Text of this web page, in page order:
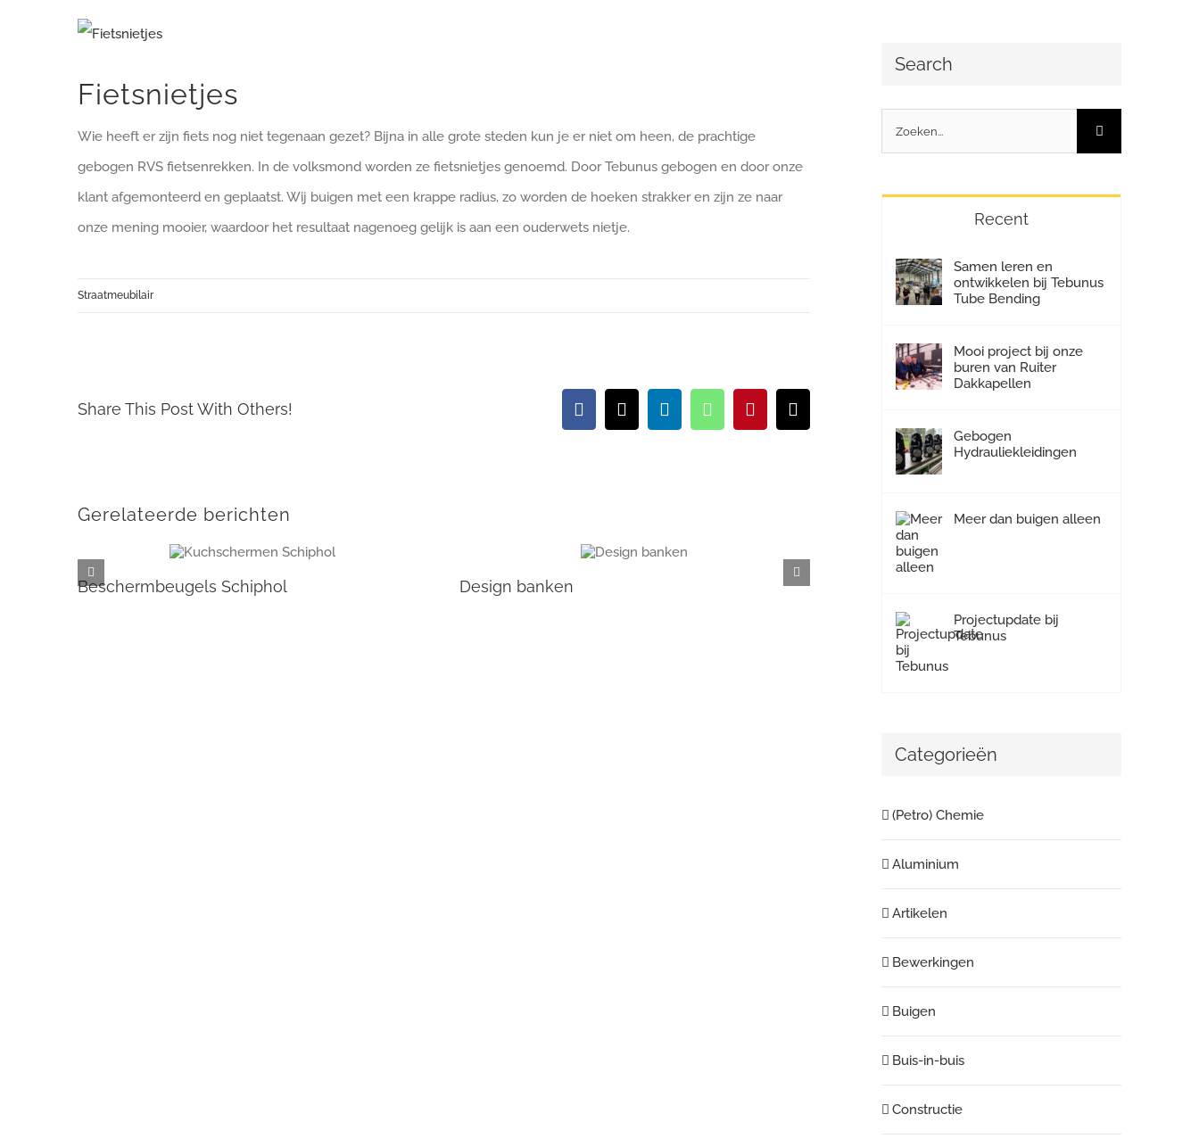
Bekijk
afbeelding
Fietsnietjes
Wie heeft er zijn fiets nog niet tegenaan gezet? Bijna in alle grote steden kun je er niet om heen, de prachtige
gebogen RVS fietsenrekken. In de volksmond worden ze fietsnietjes genoemd. Door Tebunus gebogen en door onze
klant afgemonteerd en geplaatst. Wij buigen met een krappe radius, zo worden de hoeken strakker en zijn ze naar
onze mening mooier, waardoor het resultaat nagenoeg gelijk is aan een ouderwets nietje.
Straatmeubilair
Share This Post With Others! Facebook
X LinkedInWhatsAppPinterest
E-
mail
Gerelateerde berichten
Beschermbeugels Schiphol Design banken
Search
Zoeken
naar:
Recent
Samen leren en
ontwikkelen bij Tebunus
Tube Bending
Mooi project bij onze
buren van Ruiter
Dakkapellen
Gebogen
Hydrauliekleidingen
Meer dan buigen alleen
Projectupdate bij
Tebunus
Categorieën
(Petro) Chemie
Aluminium
Artikelen
Bewerkingen
Buigen
Buis-in-buis
Constructie